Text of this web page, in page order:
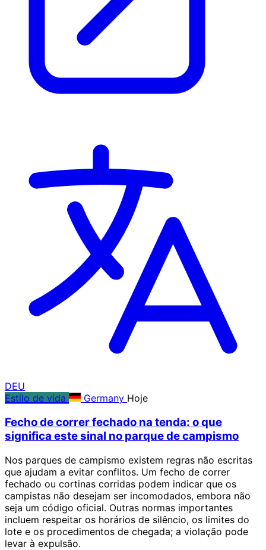
DEU
Estilo de vida
Germany Hoje
Fecho de correr fechado na tenda: o que
significa este sinal no parque de campismo
Nos parques de campismo existem regras não escritas
que ajudam a evitar conflitos. Um fecho de correr
fechado ou cortinas corridas podem indicar que os
campistas não desejam ser incomodados, embora não
seja um código oficial. Outras normas importantes
incluem respeitar os horários de silêncio, os limites do
lote e os procedimentos de chegada; a violação pode
levar à expulsão.